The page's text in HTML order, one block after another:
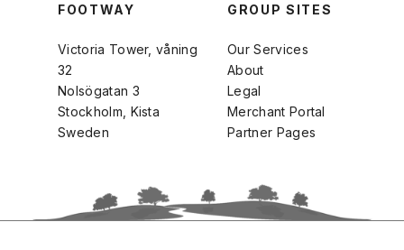
FOOTWAY
Victoria Tower, våning
32
Nolsögatan 3
Stockholm, Kista
Sweden
GROUP SITES
Our Services
About
Legal
Merchant Portal
Partner Pages